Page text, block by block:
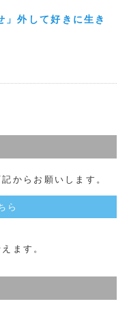
ョン
」外して好きに生き
からお願いします。
ら
ます。